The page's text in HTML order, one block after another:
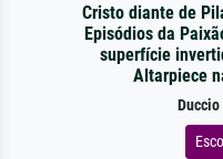
Cristo diante de
Episódios da
superfície
Altarpiece